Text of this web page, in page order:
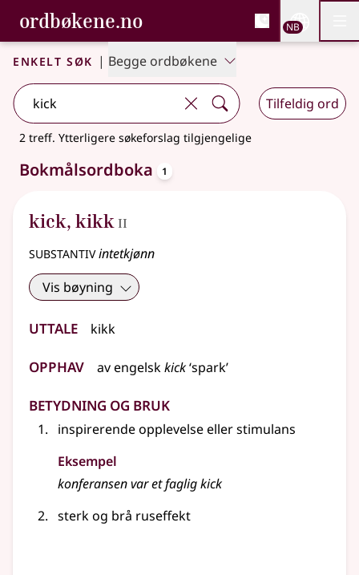
Gå til hovedinnhold
Tilgjengelighet
ordbøkene.no, Bokmålsordboka og
Bokmålsordboka og Nynorskordboka
NB
Enkelt søk | Begge ordbøkene
Tilfeldig ord
2 treff. Ytterligere søkeforslag tilgjengelige
Bokmålsordboka 1
kick, kikk 2
II
substantivintetkjønn
Vis bøyning
Uttale kikk
Opphav avengelskkick‘spark’
Betydning og bruk
inspirerende opplevelse eller stimulans
Eksempel
konferansen var et fagligkick
sterk og brå ruseffekt